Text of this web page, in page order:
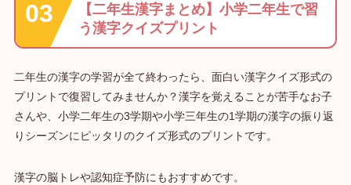
【二年生漢字まとめ】小学二年生で習
う漢字クイズプリント
二年生の漢字の学習が全て終わったら、面白い漢字クイズ形式の
プリントで復習してみませんか？漢字を覚えることが苦手なお子
さんや、小学二年生の3学期や小学三年生の1学期の漢字の振り返
りシーズンにピッタリのクイズ形式のプリントです。
漢字の脳トレや認知症予防にもおすすめです。